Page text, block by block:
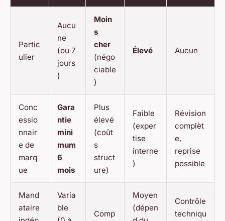
Partic
ulier
Aucu
ne
(ou 7
jours
)
Moin
s
cher
(négo
ciable
)
Élevé Aucun
Conc
essio
nnair
e de
marq
ue
Gara
ntie
mini
mum
6
mois
Plus
élevé
(coût
s
struct
ure)
Faible
(exper
tise
interne
)
Révision
complèt
e,
reprise
possible
Mand
ataire
Varia
ble
Comp
Moyen
(dépen
Contrôle
techniqu